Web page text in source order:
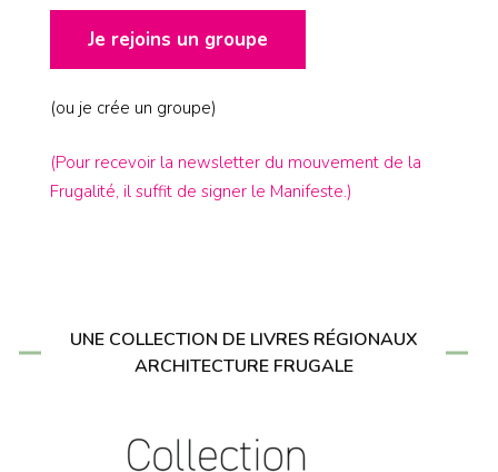
Je rejoins un groupe
(ou je crée un groupe)
(Pour recevoir la newsletter du mouvement de la
Frugalité, il suffit de signer le Manifeste.)
UNE COLLECTION DE LIVRES RÉGIONAUX
ARCHITECTURE FRUGALE